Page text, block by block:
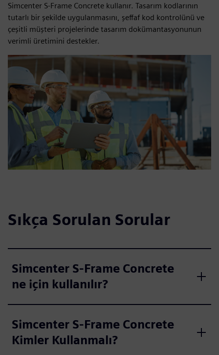
Simcenter S-Frame Concrete kullanır. Tasarım kodlarının
tutarlı bir şekilde uygulanmasını, şeffaf kod kontrolünü ve
çeşitli müşteri projelerinde tasarım dokümantasyonunun
verimli üretimini destekler.
Sıkça Sorulan Sorular
Simcenter S-Frame Concrete
ne için kullanılır?
Simcenter S-Frame Concrete
Kimler Kullanmalı?